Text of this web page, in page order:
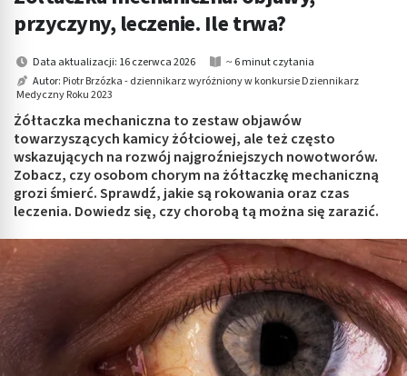
submenu: Mama i dziecko
submenu: Kosmetyki
submenu: Higiena
submenu: Sprzęt medyczny
submenu: Intymne
submenu: Wellness
przyczyny, leczenie. Ile trwa?
Data aktualizacji: 16 czerwca 2026
~ 6 minut czytania
Autor: Piotr Brzózka - dziennikarz wyróżniony w konkursie Dziennikarz
Medyczny Roku 2023
Żółtaczka mechaniczna to zestaw objawów
towarzyszących kamicy żółciowej, ale też często
wskazujących na rozwój najgroźniejszych nowotworów.
Zobacz, czy osobom chorym na żółtaczkę mechaniczną
grozi śmierć. Sprawdź, jakie są rokowania oraz czas
leczenia. Dowiedz się, czy chorobą tą można się zarazić.